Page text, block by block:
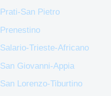
Prati-San Pietro
Prenestino
Salario-Trieste-Africano
San Giovanni-Appia
San Lorenzo-Tiburtino